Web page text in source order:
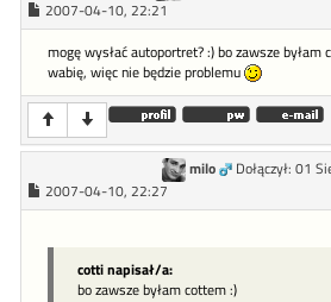
2007-04-10, 22:21
mogę wysłać autoportret? :) bo zawsze
wabię, więc nie będzie problemu
milo
Dołączył: 01
2007-04-10, 22:27
cotti napisał/a:
bo zawsze byłam cottem :)